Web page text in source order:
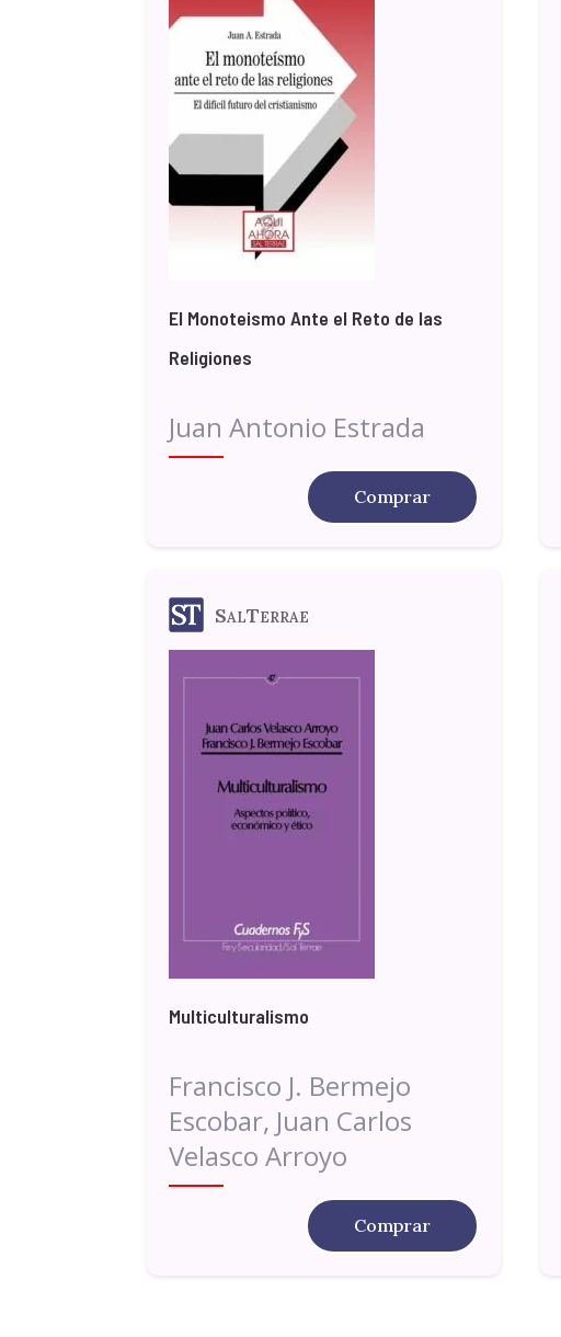
El Monoteismo Ante el Reto de las
Religiones
Juan Antonio Estrada
Comprar
SalTerrae
Multiculturalismo
Francisco J. Bermejo
Escobar, Juan Carlos
Velasco Arroyo
Comprar